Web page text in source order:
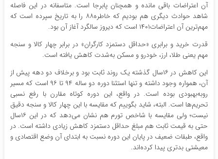
آن اعتراضات باقی مانده و همچنان پابرجا است. متاسفانه در این فاصله
شاهد حوادث دیگری هم بودیم که خاطره۸۸ را به تاریخ سپرده است که
مهم‌ترین آن اعتراضات۱۴۰۱ است که دیروز سالگرد آغاز آن بود.
قدرت خرید و برابری «حداقل دستمزد کارگران» در برابر چهار کالا و سنجه
مهم یعنی طلا، ارز، خودرو و مسکن به‌شدت کاهش یافته است.
این کاهش در ۱۶سال گذشته یک روند ثابت بود و برخلاف دو دهه پیش از
آن، همواره وجود داشته و تنها استثنا دوره دو ساله ۹۴ تا ۹۶ است که مسیر
روبه‌بهبودی بوده است. در واقع، این دوره کوتاه مقارن با رفع نسبی
تحریم‌ها است. البته، شاید بگوییم که مقایسه با این چهار کالا و سنجه دقیق
نیست؛ ولی مقایسه با شاخص تورم هم نشان می‌دهد که در این ۱۶سال
حتی به قیمت ثابت هم مبلغ حداقل دستمزد کاهش زیادی داشته است. در
واقع، طبقات ضعیف در پایان این دوره نسبت به ابتدای آن وضع اقتصادی و
معیشتی بدتری پیدا کرده‌اند.